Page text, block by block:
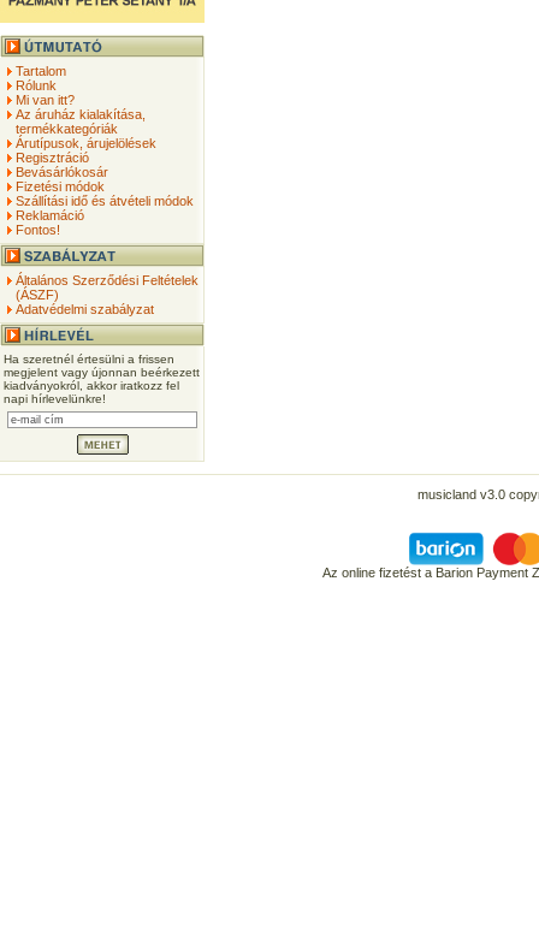
Tartalom
Rólunk
Mi van itt?
Az áruház kialakítása,
termékkategóriák
Árutípusok, árujelölések
Regisztráció
Bevásárlókosár
Fizetési módok
Szállítási idő és átvételi módok
Reklamáció
Fontos!
Általános Szerződési Feltételek
(ÁSZF)
Adatvédelmi szabályzat
Ha szeretnél értesülni a frissen
megjelent vagy újonnan beérkezett
kiadványokról, akkor iratkozz fel
napi hírlevelünkre!
musicland v3.0
Az online fizetést a Barion Payment